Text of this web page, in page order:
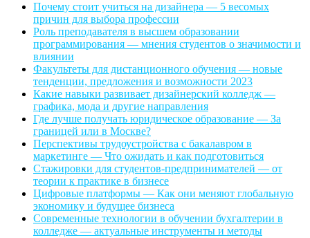
Почему стоит учиться на дизайнера — 5 весомых
причин для выбора профессии
Роль преподавателя в высшем образовании
программирования — мнения студентов о значимости и
влиянии
Факультеты для дистанционного обучения — новые
тенденции, предложения и возможности 2023
Какие навыки развивает дизайнерский колледж —
графика, мода и другие направления
Где лучше получать юридическое образование — За
границей или в Москве?
Перспективы трудоустройства с бакалавром в
маркетинге — Что ожидать и как подготовиться
Стажировки для студентов-предпринимателей — от
теории к практике в бизнесе
Цифровые платформы — Как они меняют глобальную
экономику и будущее бизнеса
Современные технологии в обучении бухгалтерии в
колледже — актуальные инструменты и методы